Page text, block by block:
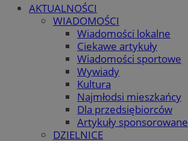
AKTUALNOŚCI
WIADOMOŚCI
Wiadomości lokalne
Ciekawe artykuły
Wiadomości sportowe
Wywiady
Kultura
Najmłodsi mieszkańcy
Dla przedsiębiorców
Artykuły sponsorowane
DZIELNICE